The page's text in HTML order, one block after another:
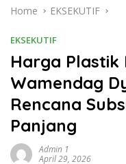
Home EKSEKUTIF
EKSEKUTIF
Harga Plastik
Wamendag
Rencana
Panjang
Admin 1
April 29, 2026